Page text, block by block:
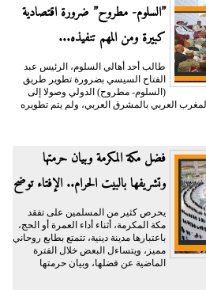
”السلوم- مطروح” ضرورة اقتصادية
كبيرة ومن المهم تنفيذه...
طالب أحد أهالي السلوم، الرئيس عبد
الفتاح السيسي بضرورة تطوير طريق
(السلوم- مطروح) الدولي وصولا إلى
العربي بالمشرق العربي، ولم يتم تطويره
فضل مكة المكرمة وبيان حرمتها
وتشريفها بالبيت الحرام.. الإفتاء توضح
يحرص كثير من المسلمين على تفقد
مكة المكرمة، أثناء أداء العمرة أو الحج،
باعتبارها مدينة دينية، تتمتع بطابع روحاني
مميز، ويتساءل البعض خلال الفترة
الماضية عن فضلها، وبيان حرمتها